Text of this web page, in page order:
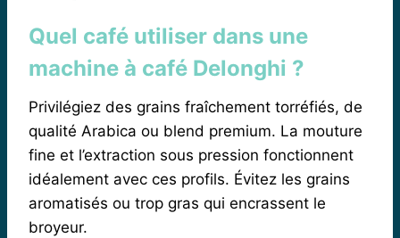
Quel café utiliser dans une
machine à café Delonghi ?
Privilégiez des grains fraîchement torréfiés, de
qualité Arabica ou blend premium. La mouture
fine et l’extraction sous pression fonctionnent
idéalement avec ces profils. Évitez les grains
aromatisés ou trop gras qui encrassent le
broyeur.